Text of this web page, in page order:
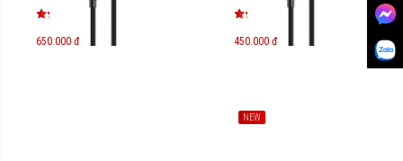
650.000 đ 450.000 đ
NEW